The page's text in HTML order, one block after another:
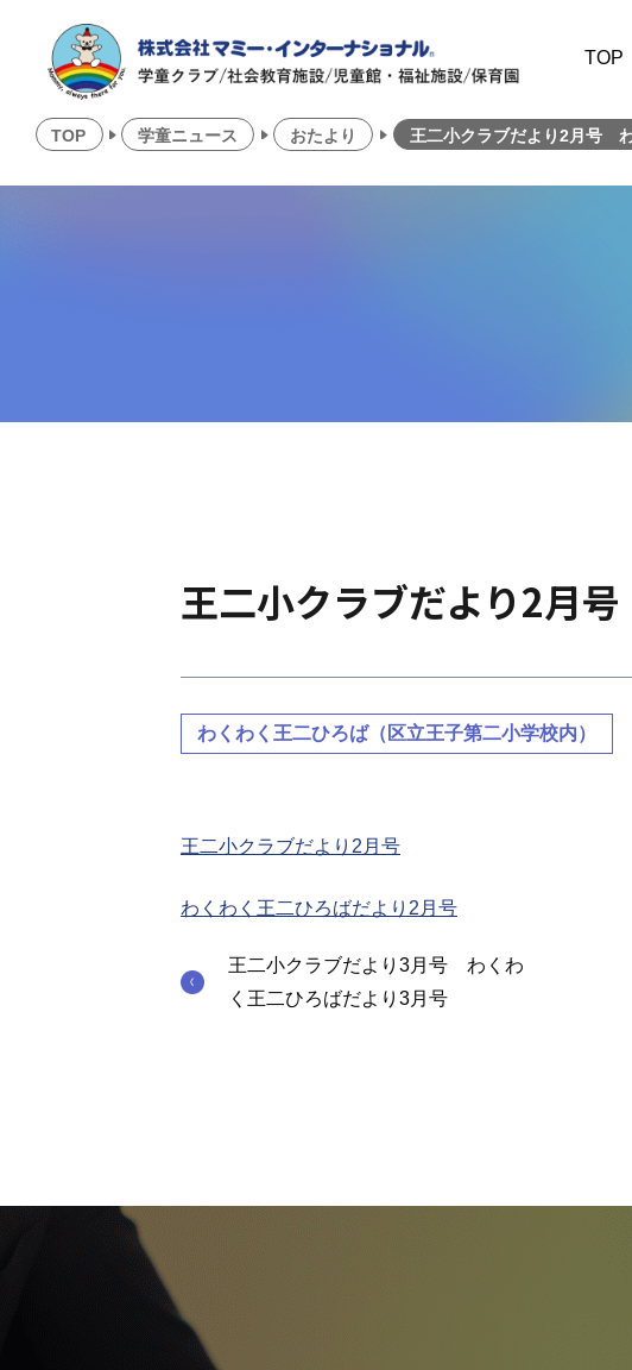
TOP
TOP 学童ニュース おたより 王二小クラブだより2月号
王二小クラブだより2月
わくわく王二ひろば（区立王子第二小学校内）
王二小クラブだより2 月号
わくわく王二ひろばだより2月号
王二小クラブだより3月号 わくわ
く王二ひろばだより3月号